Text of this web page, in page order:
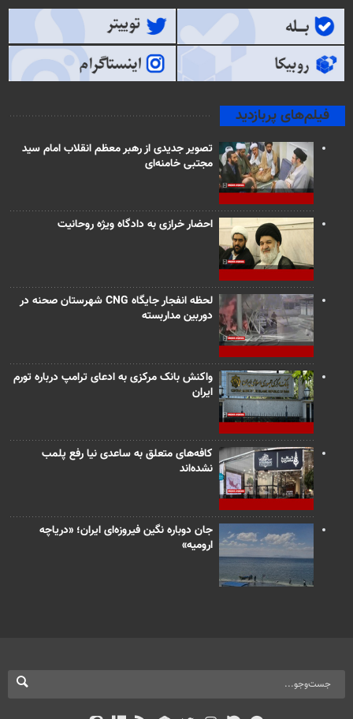
فیلم‌های پربازدید
تصویر جدیدی از رهبر معظم انقلاب امام سید
مجتبی خامنه‌ای
احضار خرازی به دادگاه ویژه روحانیت
لحظه انفجار جایگاه CNG شهرستان صحنه در
دوربین مداربسته
واکنش بانک مرکزی به ادعای ترامپ درباره تورم
ایران
کافه‌های متعلق به ساعدی نیا رفع پلمب
نشده‌اند
جان دوباره نگین فیروزه‌ای ایران؛ «دریاچه
ارومیه»